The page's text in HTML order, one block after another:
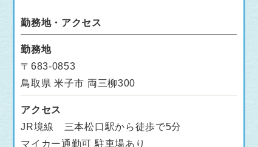
勤務地・アクセス
勤務地
〒683-0853
鳥取県 米子市 両三柳300
アクセス
JR境線 三本松口駅から徒歩で5分
マイカー通勤可 駐車場あり